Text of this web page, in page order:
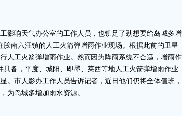
响天气办公室的工作人员，也铆足了劲想要给岛城多增
胶南六汪镇的人工火箭弹增雨作业现场。根据此前的卫星
人工火箭弹增雨作业。然而因为降雨系统不合适，增雨作
具备，平度、城阳、即墨、莱西等地人工火箭弹增雨作业
。市人影办工作人员告诉记者，近日他们仍将全体值班，
为岛城多增加雨水资源。